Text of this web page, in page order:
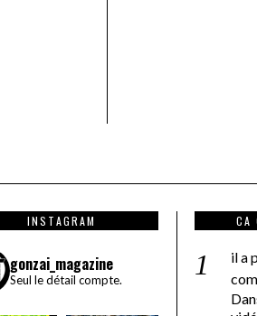
INSTAGRAM
gonzai_magazine
Seul le détail compte.
CA
il a